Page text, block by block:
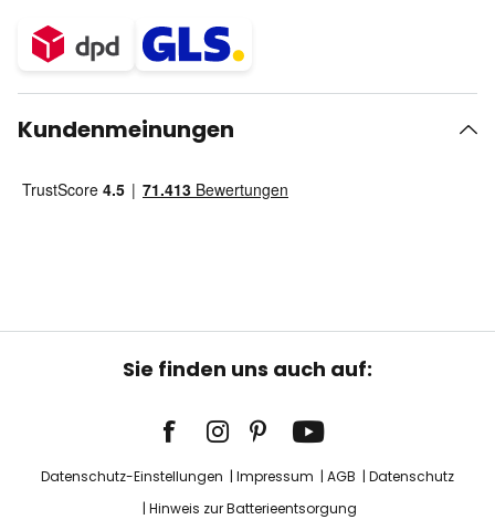
Kundenmeinungen
Sie finden uns auch auf:
Datenschutz-Einstellungen Impressum AGB
Datenschutz
Hinweis zur Batterieentsorgung